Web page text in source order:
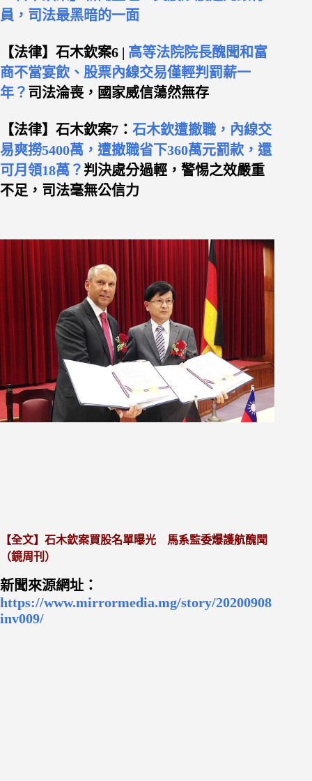
員，司法最黑暗的一面
【法律】石木欽案6 | 高等法院院長醜聞和富
商不當宴飲、股票內線交易僅輕判罰薪一
年？ 司法淪喪，國家威信蕩然無存
【法律】石木欽案7： 石木欽遭撤職，內線交
易爽撈5400萬，遭撤職省下360萬元罰款，還
可月領18萬？ 判決處分過輕，警惕之效嚴重
不足，司法毫無公信力
【全文】石木欽案買股名單曝光 馬系監委爆護航醜聞
（鏡周刊）
新聞來源網址：
https://www.mirrormedia.mg/story/20200908
inv009/